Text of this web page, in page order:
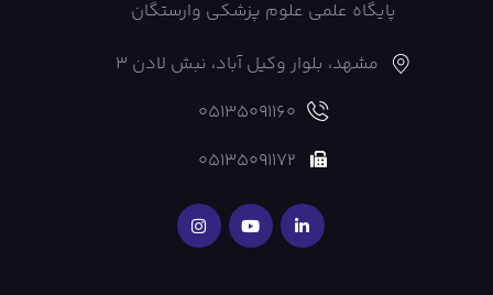
پایگاه علمی علوم پزشکی وارستگان
مشهد، بلوار وکیل آباد، نبش لادن 3
05135091160
05135091172